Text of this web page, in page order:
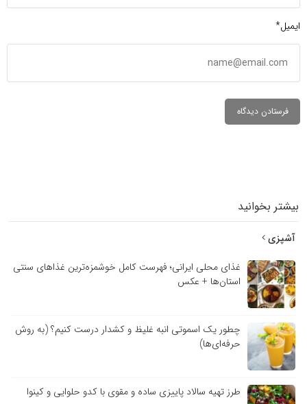
ایمیل*
بیشتر بخوانید
آشپزی
غذای محلی ایرانی؛ فهرست کامل خوشمزه‌ترین غذاهای سنتی
استان‌ها + عکس
چطور یک اسموتی انبه غلیظ و کشدار درست کنیم؟ (به روش
حرفه‌ای‌ها)
طرز تهیه سالاد پاییزی ساده و مقوی با کدو حلوایی و کینوا